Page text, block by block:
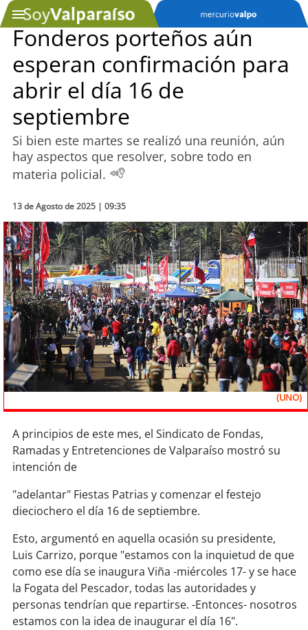
SOYTV
Podcast
Actualidad
Entretención
Economía
Deportes
Tecnología
Sostenibilidad
soychile
arica
soycalama
soycopiapó
soyvalparaíso
soyquillota
soysanantonio
Fonderos porteños aún
esperan confirmación para
abrir el día 16 de
septiembre
Si bien este martes se realizó una reunión, aún
hay aspectos que resolver, sobre todo en
materia policial.
13 de Agosto de 2025 | 09:35
(UNO)
A principios de este mes, el Sindicato de Fondas,
Ramadas y Entretenciones de Valparaíso mostró su
intención de
"adelantar" Fiestas Patrias y comenzar el festejo
dieciochero el día 16 de septiembre.
Esto, argumentó en aquella ocasión su presidente,
Luis Carrizo, porque "estamos con la inquietud de que
como ese día se inaugura Viña -miércoles 17- y se hace
la Fogata del Pescador, todas las autoridades y
personas tendrían que repartirse. -Entonces- nosotros
estamos con la idea de inaugurar el día 16".